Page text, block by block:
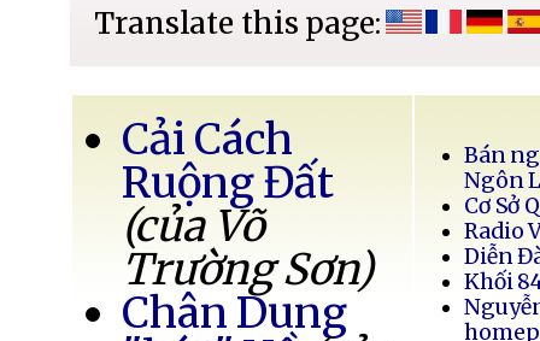
Translate this page:
Cải Cách
Ruộng Đất
(của Võ
Trường Sơn)
Chân Dung
Bán
Ngôn
Cơ Sở
Radio
Diễn
Khối